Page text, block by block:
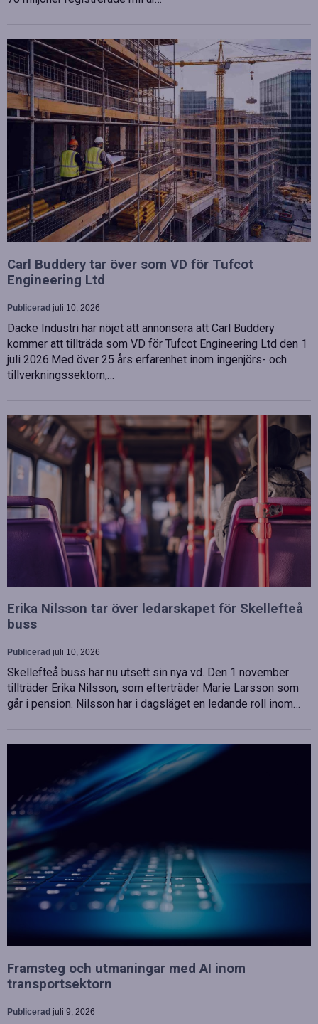
Carl Buddery tar över som VD för Tufcot
Engineering Ltd
Publicerad juli 10, 2026
Dacke Industri har nöjet att annonsera att Carl Buddery
kommer att tillträda som VD för Tufcot Engineering Ltd den 1
juli 2026.Med över 25 års erfarenhet inom ingenjörs- och
tillverkningssektorn,…
Erika Nilsson tar över ledarskapet för Skellefteå
buss
Publicerad juli 10, 2026
Skellefteå buss har nu utsett sin nya vd. Den 1 november
tillträder Erika Nilsson, som efterträder Marie Larsson som
går i pension. Nilsson har i dagsläget en ledande roll inom…
Framsteg och utmaningar med AI inom
transportsektorn
Publicerad juli 9, 2026